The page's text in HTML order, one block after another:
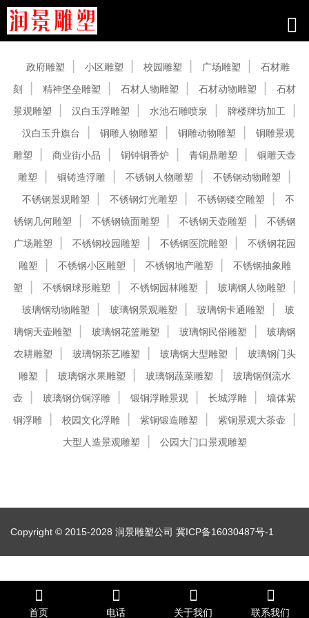
政府雕塑 小区雕塑 校园雕塑 广场雕塑
石材雕
刻
精神堡垒雕塑 石材人物雕塑 石材动物雕塑
石材
景观雕塑
汉白玉浮雕塑 水池石雕喷泉
牌楼牌坊加工
汉白玉升旗台
铜雕人物雕塑 铜雕动物雕塑
铜雕景观
雕塑
商业街小品 铜钟铜香炉 青铜鼎雕塑
铜雕天壶
雕塑
铜铸造浮雕 不锈钢人物雕塑
不锈钢动物雕塑
不锈钢景观雕塑
不锈钢灯光雕塑 不锈钢镂空雕塑
不
锈钢几何雕塑
不锈钢镜面雕塑 不锈钢天壶雕塑
不锈钢
广场雕塑
不锈钢校园雕塑 不锈钢医院雕塑
不锈钢花园
雕塑
不锈钢小区雕塑 不锈钢地产雕塑
不锈钢抽象雕
塑
不锈钢球形雕塑 不锈钢园林雕塑
玻璃钢人物雕塑
玻璃钢动物雕塑
玻璃钢景观雕塑 玻璃钢卡通雕塑
玻
璃钢天壶雕塑
玻璃钢花篮雕塑 玻璃钢民俗雕塑
玻璃钢
农耕雕塑
玻璃钢茶艺雕塑 玻璃钢大型雕塑
玻璃钢门头
雕塑
玻璃钢水果雕塑 玻璃钢蔬菜雕塑
玻璃钢倒流水
壶
玻璃钢仿铜浮雕 锻铜浮雕景观 长城浮雕
墙体紫
铜浮雕
校园文化浮雕 紫铜锻造雕塑
紫铜景观大茶壶
大型人造景观雕塑
公园大门口景观雕塑
Copyright © 2015-2028 润景雕塑公司 冀ICP备16030487号-1
首页 电话 关于我们 联系我们